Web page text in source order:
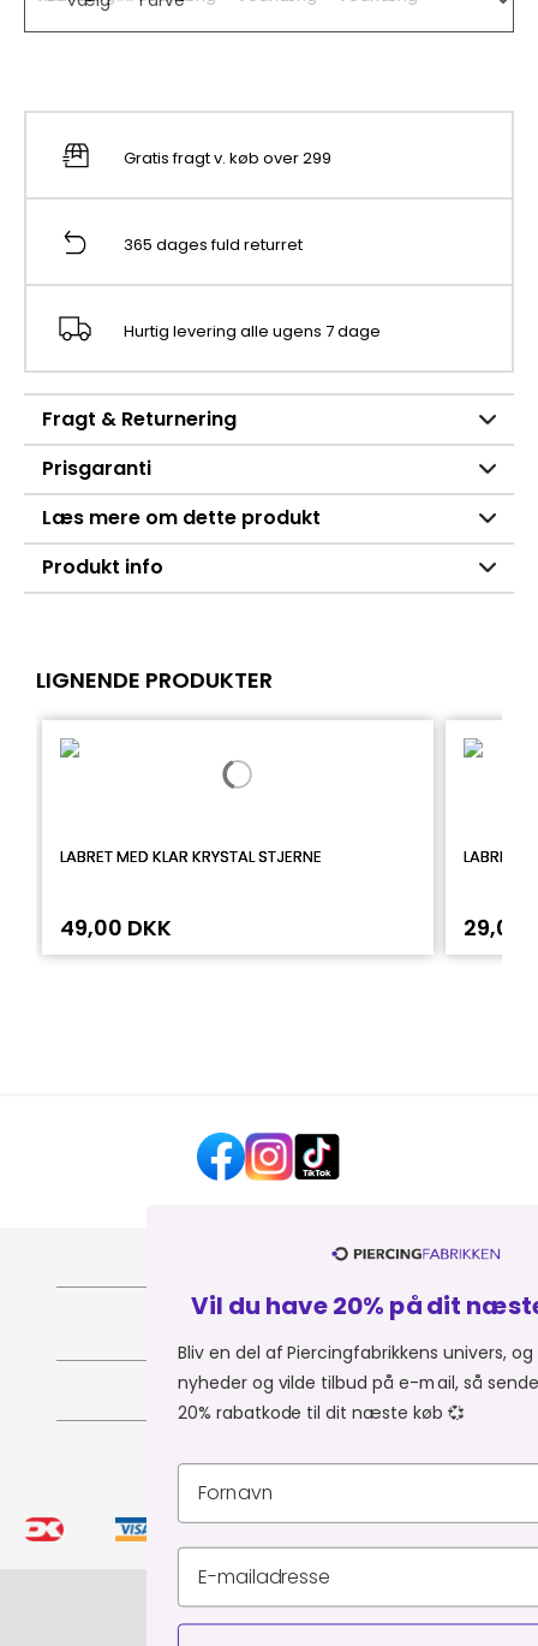
Gratis fragt v. køb over 299
365 dages fuld returret
Hurtig levering alle ugens 7 dage
Fragt & Returnering
Prisgaranti
Læs mere om dette produkt
Produkt info
LIGNENDE PRODUKTER
LABRET MED KLAR KRYSTAL STJERNE
49,00 DKK
LABRET
29,00
HJÆLP OG KONTAKT
OM PIERCINGFABRIKKEN
MER FRA PIERCINGFABRIKKEN
SHOPPER FRA:Du er i
© Piercingfabrikken.dk 2026
CVR 34903727
Privatlivspolitik Leveringsbetingelser
Vil du have 20% på dit næste køb? 💎
Bliv en del af Piercingfabrikkens univers, og modtag
nyheder og vilde tilbud på e-mail, så sender vi dig en
20% rabatkode til dit næste køb 💞